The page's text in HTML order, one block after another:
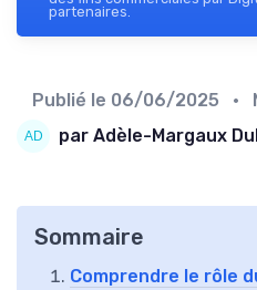
partenaires.
Publié le 06/06/2025 •
par Adèle-Margaux
Sommaire
Comprendre le rôle